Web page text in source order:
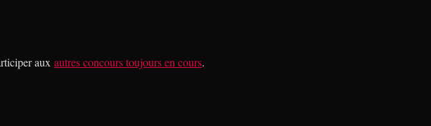
aux autres concours toujours en cours.